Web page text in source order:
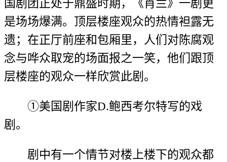
国剧团正处于鼎盛时期，《肖兰》一剧更
是场场爆满。顶层楼座观众的热情袒露无
遗；在正厅前座和包厢里，人们对陈腐观
念与哗众取宠的场面报之一笑，他们跟顶
层楼座的观众一样欣赏此剧。
①美国剧作家D.鲍西考尔特写的戏
剧。
剧中有一个情节对楼上楼下的观众都